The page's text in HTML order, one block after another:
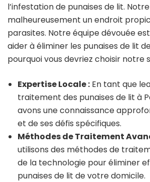
l’infestation de punaises de lit.
malheureusement un endroit
parasites. Notre équipe dévouée
aider à éliminer les punaises de lit
pourquoi vous devriez choisir notre
Expertise Locale : En tant que
traitement des punaises de lit à
avons une connaissance
et de ses défis spécifiques.
Méthodes de Traitement
utilisons des méthodes de
de la technologie pour éliminer
punaises de lit de votre domicile.